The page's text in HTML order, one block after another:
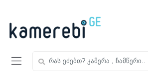
navigation
content